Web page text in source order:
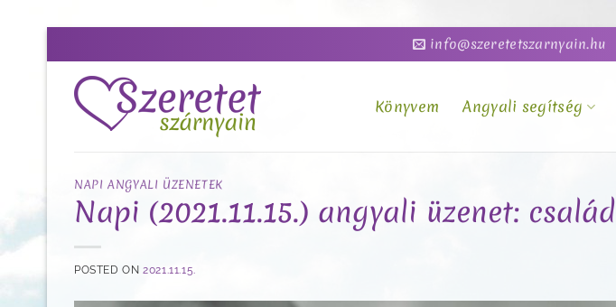
to
content
info@szeretetszarnyain.hu
Könyvem Angyali segítség
NAPI ANGYALI ÜZENETEK
Napi (2021.11.15.) angyali üzenet: család
POSTED ON2021.11.15.